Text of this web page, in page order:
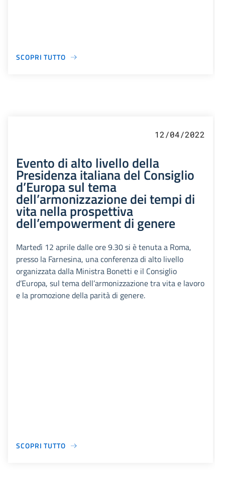
SCOPRI TUTTO
12/04/2022
Evento di alto livello della
Presidenza italiana del Consiglio
d’Europa sul tema
dell’armonizzazione dei tempi di
vita nella prospettiva
dell’empowerment di genere
Martedì 12 aprile dalle ore 9.30 si è tenuta a Roma,
presso la Farnesina, una conferenza di alto livello
organizzata dalla Ministra Bonetti e il Consiglio
d’Europa, sul tema dell’armonizzazione tra vita e lavoro
e la promozione della parità di genere.
SCOPRI TUTTO